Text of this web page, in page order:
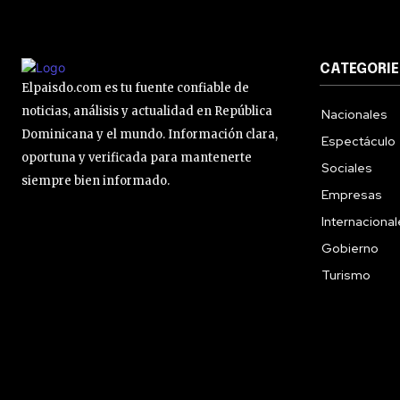
Elpaisdo.com es tu fuente confiable de
noticias, análisis y actualidad en República
Dominicana y el mundo. Información clara,
oportuna y verificada para mantenerte
siempre bien informado.
Nacionales
Espectáculo
Sociales
Empresas
Gobierno
Turismo